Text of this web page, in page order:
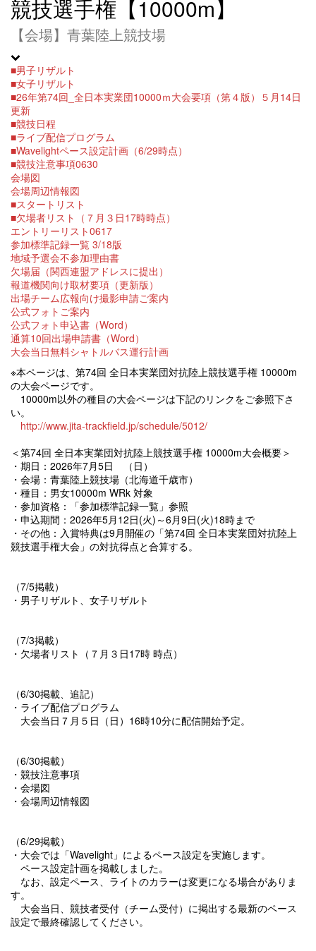
競技選手権【10000m】
【会場】青葉陸上競技場
■男子リザルト
■女子リザルト
■26年第74回_全日本実業団10000ｍ大会要項（第４版）５月14日
更新
■競技日程
■ライブ配信プログラム
■Wavelightペース設定計画（6/29時点）
■競技注意事項0630
会場図
会場周辺情報図
■スタートリスト
■欠場者リスト（７月３日17時時点）
エントリーリスト0617
参加標準記録一覧 3/18版
地域予選会不参加理由書
欠場届（関西連盟アドレスに提出）
報道機関向け取材要項（更新版）
出場チーム広報向け撮影申請ご案内
公式フォトご案内
公式フォト申込書（Word）
通算10回出場申請書（Word）
大会当日無料シャトルバス運行計画
※本ページは、第74回 全日本実業団対抗陸上競技選手権 10000m
の大会ページです。
10000m以外の種目の大会ページは下記のリンクをご参照下さ
い。
http://www.jita-trackfield.jp/schedule/5012/
＜第74回 全日本実業団対抗陸上競技選手権 10000m大会概要＞
・期日：2026年7月5日 （日）
・会場：青葉陸上競技場（北海道千歳市）
・種目：男女10000m WRk 対象
・参加資格：「参加標準記録一覧」参照
・申込期間：2026年5月12日(火)～6月9日(火)18時まで
・その他：入賞特典は9月開催の「第74回 全日本実業団対抗陸上
競技選手権大会」の対抗得点と合算する。
（7/5掲載）
・男子リザルト、女子リザルト
（7/3掲載）
・欠場者リスト（７月３日17時 時点）
（6/30掲載、追記）
・ライブ配信プログラム
大会当日７月５日（日）16時10分に配信開始予定。
（6/30掲載）
・競技注意事項
・会場図
・会場周辺情報図
（6/29掲載）
・大会では「Wavelight」によるペース設定を実施します。
ペース設定計画を掲載しました。
なお、設定ペース、ライトのカラーは変更になる場合がありま
す。
大会当日、競技者受付（チーム受付）に掲出する最新のペース
設定で最終確認してください。